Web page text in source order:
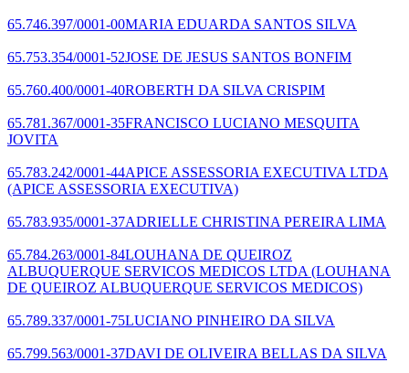
65.746.397/0001-00MARIA EDUARDA SANTOS SILVA
65.753.354/0001-52JOSE DE JESUS SANTOS BONFIM
65.760.400/0001-40ROBERTH DA SILVA CRISPIM
65.781.367/0001-35FRANCISCO LUCIANO MESQUITA
JOVITA
65.783.242/0001-44APICE ASSESSORIA EXECUTIVA LTDA
(APICE ASSESSORIA EXECUTIVA)
65.783.935/0001-37ADRIELLE CHRISTINA PEREIRA LIMA
65.784.263/0001-84LOUHANA DE QUEIROZ
ALBUQUERQUE SERVICOS MEDICOS LTDA (LOUHANA
DE QUEIROZ ALBUQUERQUE SERVICOS MEDICOS)
65.789.337/0001-75LUCIANO PINHEIRO DA SILVA
65.799.563/0001-37DAVI DE OLIVEIRA BELLAS DA SILVA